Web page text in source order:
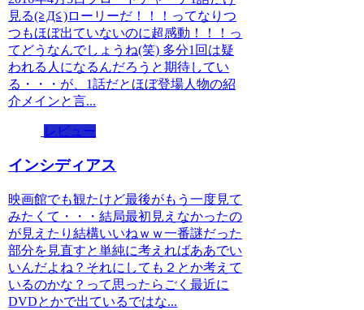
見る(≧Д≦)ローリーだ！！！ってなりつ
つもほぼ出ていないのに超感動！！！っ
てどうなんでしょうね(笑) 多分1回は疑
われる人になるんだろうと期待してい
る・・・が、1話だとほぼ登場人物の紹
介メインと言...
レビュー
インシディアス
映画館でも観たけど最後がもう一度見て
みたくて・・・結局最初見えなかったの
が見えたり結構いいねｗｗ一番謎だった
部分を見直すと単純に考えればああでい
いんだよね？それにしても２とか考えて
いるのかな？って思ったらごく最近に
DVDとかで出ているではな...